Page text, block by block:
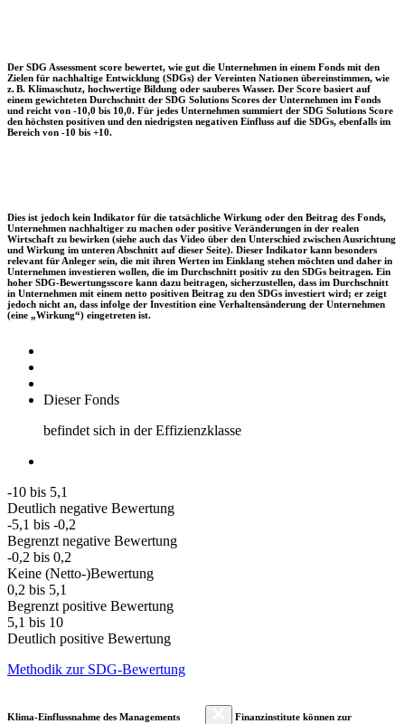
Der SDG Assessment score bewertet, wie gut die Unternehmen in einem Fonds mit den
Zielen für nachhaltige Entwicklung (SDGs) der Vereinten Nationen übereinstimmen, wie
z. B. Klimaschutz, hochwertige Bildung oder sauberes Wasser. Der Score basiert auf
einem gewichteten Durchschnitt der SDG Solutions Scores der Unternehmen im Fonds
und reicht von -10,0 bis 10,0. Für jedes Unternehmen summiert der SDG Solutions Score
den höchsten positiven und den niedrigsten negativen Einfluss auf die SDGs, ebenfalls im
Bereich von -10 bis +10.
Dies ist jedoch kein Indikator für die tatsächliche Wirkung oder den Beitrag des Fonds,
Unternehmen nachhaltiger zu machen oder positive Veränderungen in der realen
Wirtschaft zu bewirken (siehe auch das Video über den Unterschied zwischen Ausrichtung
und Wirkung im unteren Abschnitt auf dieser Seite). Dieser Indikator kann besonders
relevant für Anleger sein, die mit ihren Werten im Einklang stehen möchten und daher in
Unternehmen investieren wollen, die im Durchschnitt positiv zu den SDGs beitragen. Ein
hoher SDG-Bewertungsscore kann dazu beitragen, sicherzustellen, dass im Durchschnitt
in Unternehmen mit einem netto positiven Beitrag zu den SDGs investiert wird; er zeigt
jedoch nicht an, dass infolge der Investition eine Verhaltensänderung der Unternehmen
(eine „Wirkung“) eingetreten ist.
Dieser Fonds
befindet sich in der Effizienzklasse
-10 bis 5,1
Deutlich negative Bewertung
-5,1 bis -0,2
Begrenzt negative Bewertung
-0,2 bis 0,2
Keine (Netto-)Bewertung
0,2 bis 5,1
Begrenzt positive Bewertung
5,1 bis 10
Deutlich positive Bewertung
Methodik zur SDG-Bewertung
Klima-Einflussnahme des Managements
Finanzinstitute können zur